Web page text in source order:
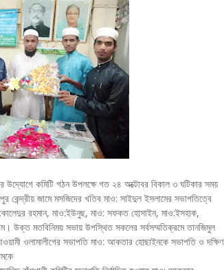
উদ্যোগে কমিটি গঠন উপলক্ষে গত ২৪ অক্টোবর বিকাল ৩ ঘটিকার সময়
কেন্দ্রীয় জামে মসজিদের খতিব মাও: সাইদুল ইসলামের সভাপতিত্বে
রহমান, মাও:ইউনুছ, মাও: সফকত হোসাইন, মাও:ইসহাক,
উক্ত মতবিনিময় সভায় উপস্থিত সকলের সর্বসম্মতিক্রমে তানজিমুল
ওলামালীগের সভাপতি মাও: আকতার হোছাইনকে সভাপতি ও দক্ষিণ